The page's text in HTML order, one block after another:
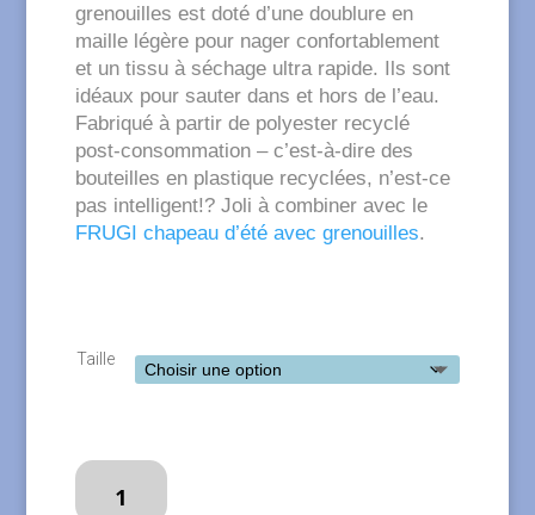
grenouilles est doté d’une doublure en
maille légère pour nager confortablement
et un tissu à séchage ultra rapide. Ils sont
idéaux pour sauter dans et hors de l’eau.
Fabriqué à partir de polyester recyclé
post-consommation – c’est-à-dire des
bouteilles en plastique recyclées, n’est-ce
pas intelligent!? Joli à combiner avec le
FRUGI chapeau d’été avec grenouilles.
Taille
quantité